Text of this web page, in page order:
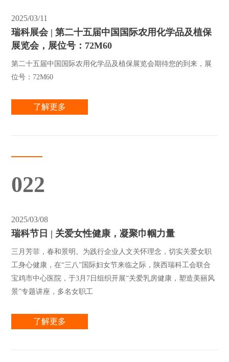
2025/03/11
瑞科展会 | 第二十五届中国国际农用化学品及植保
展览会，展位号：72M60
第二十五届中国国际农用化学品及植保展览会期待您的到来，展
位号：72M60
了解更多
022
2025/03/08
瑞科节日 | ‌‌关爱女性健康，凝聚巾帼力量
三月芳菲，春和景明。为践行企业人文关怀理念，切实关爱女职
工身心健康，在“三八”国际妇女节来临之际，陕西瑞科工会联合‌
宝鸡市中心医院，于3月7日组织开展“关爱乳房健康，塑造美丽风
景”专题讲座，多名女职工
了解更多